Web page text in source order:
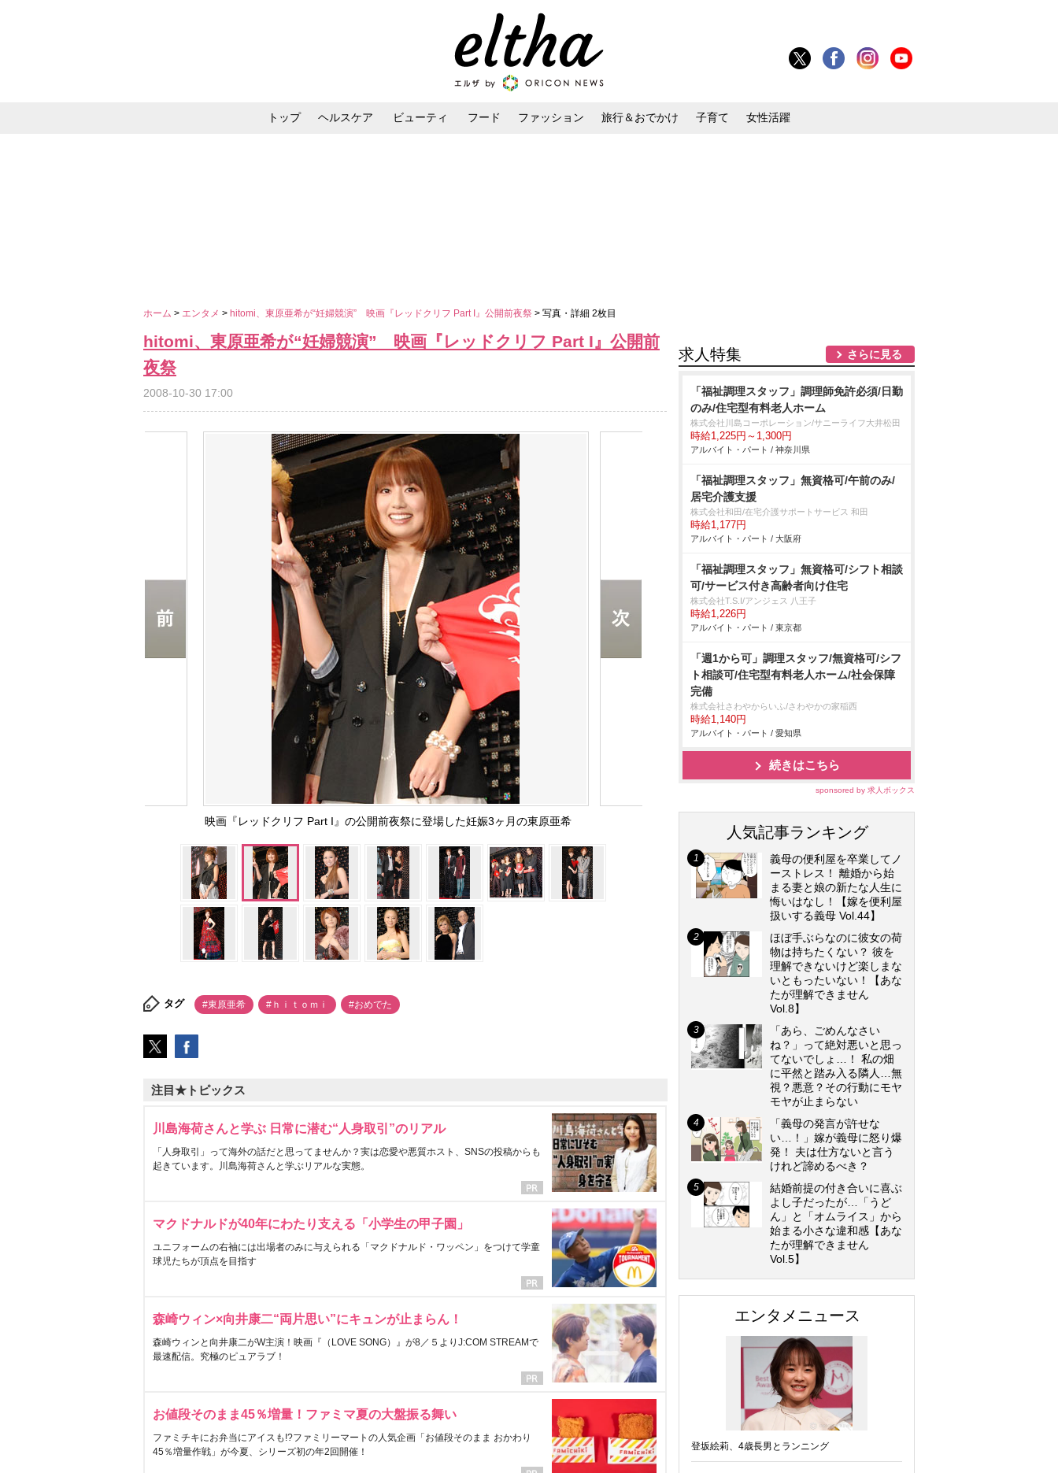
トップ ヘルスケア ビューティ フード ファッション 旅行＆おでかけ 子育て 女性活躍
ホーム > エンタメ > hitomi、東原亜希が“妊婦競演” 映画『レッドクリフ Part I』公開前夜祭 > 写真・詳細 2枚目
hitomi、東原亜希が“妊婦競演” 映画『レッドクリフ Part I』公開前
夜祭
2008-10-30 17:00
映画『レッドクリフ Part I』の公開前夜祭に登場した妊娠3ヶ月の東原亜希
タグ #東原亜希 #ｈｉｔｏｍｉ #おめでた
注目★トピックス
川島海荷さんと学ぶ 日常に潜む“人身取引”のリアル
「人身取引」って海外の話だと思ってませんか？実は恋愛や悪質ホスト、SNSの投稿からも
起きています。川島海荷さんと学ぶリアルな実態。
マクドナルドが40年にわたり支える「小学生の甲子園」
ユニフォームの右袖には出場者のみに与えられる「マクドナルド・ワッペン」をつけて学童
球児たちが頂点を目指す
森崎ウィン×向井康二“両片思い”にキュンが止まらん！
森崎ウィンと向井康二がW主演！映画『（LOVE SONG）』が8／５よりJ:COM STREAMで
最速配信。究極のピュアラブ！
お値段そのまま45％増量！ファミマ夏の大盤振る舞い
ファミチキにお弁当にアイスも!?ファミリーマートの人気企画「お値段そのまま おかわり
45％増量作戦」が今夏、シリーズ初の年2回開催！
求人特集 さらに見る
「福祉調理スタッフ」調理師免許必須/日勤
のみ/住宅型有料老人ホーム
株式会社川島コーポレーション/サニーライフ大井松田
時給1,225円～1,300円
アルバイト・パート / 神奈川県
「福祉調理スタッフ」無資格可/午前のみ/
居宅介護支援
株式会社和田/在宅介護サポートサービス 和田
時給1,177円
アルバイト・パート / 大阪府
「福祉調理スタッフ」無資格可/シフト相談
可/サービス付き高齢者向け住宅
株式会社T.S.I/アンジェス 八王子
時給1,226円
アルバイト・パート / 東京都
「週1から可」調理スタッフ/無資格可/シフ
ト相談可/住宅型有料老人ホーム/社会保障
完備
株式会社さわやからいふ/さわやかの家稲西
時給1,140円
アルバイト・パート / 愛知県
続きはこちら
sponsored by 求人ボックス
人気記事ランキング
義母の便利屋を卒業してノ
ーストレス！ 離婚から始
まる妻と娘の新たな人生に
悔いはなし！【嫁を便利屋
扱いする義母 Vol.44】
ほぼ手ぶらなのに彼女の荷
物は持ちたくない？ 彼を
理解できないけど楽しまな
いともったいない！【あな
たが理解できません
Vol.8】
「あら、ごめんなさい
ね？」って絶対悪いと思っ
てないでしょ…！ 私の畑
に平然と踏み入る隣人…無
視？悪意？その行動にモヤ
モヤが止まらない
「義母の発言が許せな
い…！」嫁が義母に怒り爆
発！ 夫は仕方ないと言う
けれど諦めるべき？
結婚前提の付き合いに喜ぶ
よし子だったが…「うど
ん」と「オムライス」から
始まる小さな違和感【あな
たが理解できません
Vol.5】
エンタメニュース
登坂絵莉、4歳長男とランニング